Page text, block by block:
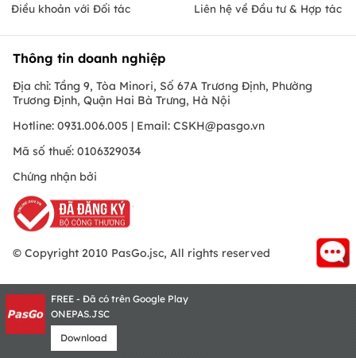
Điều khoản với Đối tác
Liên hệ về Đầu tư & Hợp tác
Thông tin doanh nghiệp
Địa chỉ: Tầng 9, Tòa Minori, Số 67A Trương Định, Phường
Trương Định, Quận Hai Bà Trưng, Hà Nội
Hotline: 0931.006.005 | Email: CSKH@pasgo.vn
Mã số thuế: 0106329034
Chứng nhận bởi
© Copyright 2010 PasGo.jsc, All rights reserved
FREE - Đã có trên Google Play
ONEPAS.JSC
Download